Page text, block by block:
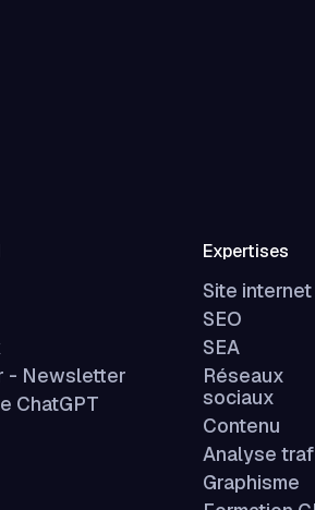
- Newsletter
ChatGPT
Expertises
Site internet
SEO
SEA
Réseaux
sociaux
Contenu
Analyse
Graphisme